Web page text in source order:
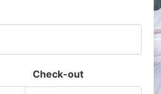
Check-out